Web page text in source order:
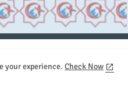
İletişim
your experience. Check Now